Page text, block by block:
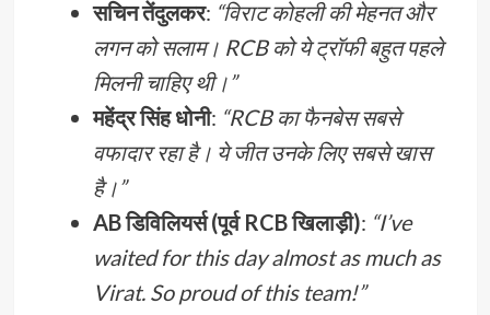
सचिन तेंदुलकर: “विराट कोहली की मेहनत और
लगन को सलाम। RCB को ये ट्रॉफी बहुत पहले
मिलनी चाहिए थी।”
महेंद्र सिंह धोनी: “RCB का फैनबेस सबसे
वफादार रहा है। ये जीत उनके लिए सबसे खास
है।”
AB डिविलियर्स (पूर्व RCB खिलाड़ी): “I’ve
waited for this day almost as much as
Virat. So proud of this team!”